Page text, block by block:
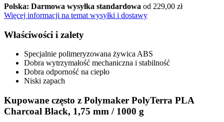
Polska: Darmowa wysyłka standardowa od 229,00 zł
Więcej informacji na temat wysyłki i dostawy
Właściwości i zalety
Specjalnie polimeryzowana żywica ABS
Dobra wytrzymałość mechaniczna i stabilność
Dobra odporność na ciepło
Niski zapach
Kupowane często z Polymaker PolyTerra PLA
Charcoal Black, 1,75 mm / 1000 g